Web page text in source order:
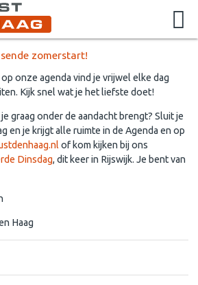
zomerstart!
onze agenda vind je vrijwel elke dag
Kijk snel wat je het liefste doet!
graag onder de aandacht brengt? Sluit je
en je krijgt alle ruimte in de Agenda en op
of kom kijken bij ons
Dinsdag, dit keer in Rijswijk. Je bent van
Haag